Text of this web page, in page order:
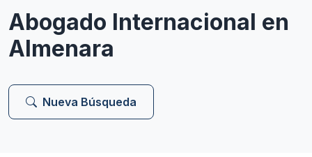
Abogado Internacional en
Almenara
Nueva Búsqueda